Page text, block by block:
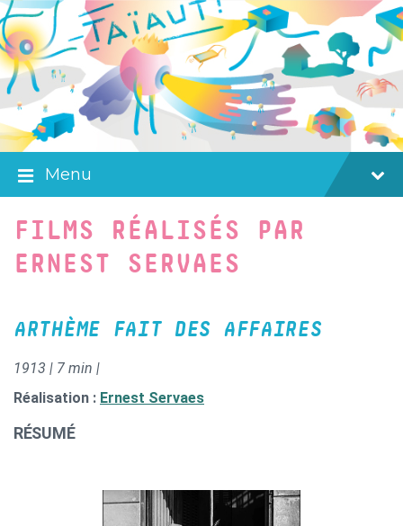
Skip
to
content
Skip
to
main
navigation
Skip
to
footer
Menu
FILMS RÉALISÉS PAR
ERNEST SERVAES
ARTHÈME FAIT DES AFFAIRES
1913 | 7 min |
Réalisation : Ernest Servaes
RÉSUMÉ